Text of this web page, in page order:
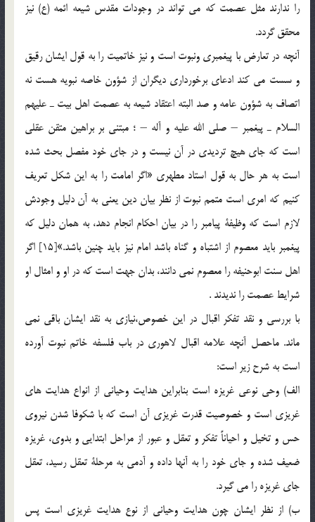
را ندارند مثل عصمت كه مي تواند در وجودات مقدس شيعه ائمه (ع) نيز
محقق گردد.
آنچه در تعارض با پيغمبري ونبوت است و نيز خاتميت را به قول ايشان رقيق
و سست مي كند ادعاي برخورداري ديگران از شؤون خاصه نبويه هست نه
اتصاف به شؤون عامه و صد البته اعتقاد شيعه به عصمت اهل بيت ـ عليهم
السلام ـ پيغمبر – صلي الله عليه و آله – ؛ مبتني بر براهين متقن عقلي
است كه جاي هيچ ترديدي در آن نيست و در جاي خود مفصل بحث شده
است به هر حال به قول استاد مطهري «اگر امامت را به اين شكل تعريف
كنيم كه امري است متمم نبوت از نظر بيان دين يعني به آن دليل وجودش
لازم است كه وظيفة پيامبر را در بيان احكام انجام دهد، به همان دليل كه
پيغمبر بايد معصوم از اشتباه و گناه باشد امام نيز بايد چنين باشد.»[15] اگر
اهل سنت ابوحنيفه را معصوم نمي دانند، بدان جهت است كه در او و امثال او
شرايط عصمت را نديدند .
با بررسي و نقد تفكر اقبال در اين خصوص،نيازي به نقد ايشان باقي نمي
ماند. ماحصل آنچه علامه اقبال لاهوري در باب فلسفه خاتم نبوت آورده
است به شرح زير است:
الف) وحي نوعي غريزه است بنابراين هدايت وحياني از انواع هدايت هاي
غريزي است و خصوصيت قدرت غريزي آن است كه با شكوفا شدن نيروي
حس و تخيل و احياناً تفكر و تعقل و عبور از مراحل ابتدايي و بدوي، غريزه
ضعيف شده و جاي خود را به آنها داده و آدمي به مرحلة تعقل رسيد، تعقل
جاي غريزه را مي گيرد.
ب) از نظر ايشان چون هدايت وحياني از نوع هدايت غريزي است پس